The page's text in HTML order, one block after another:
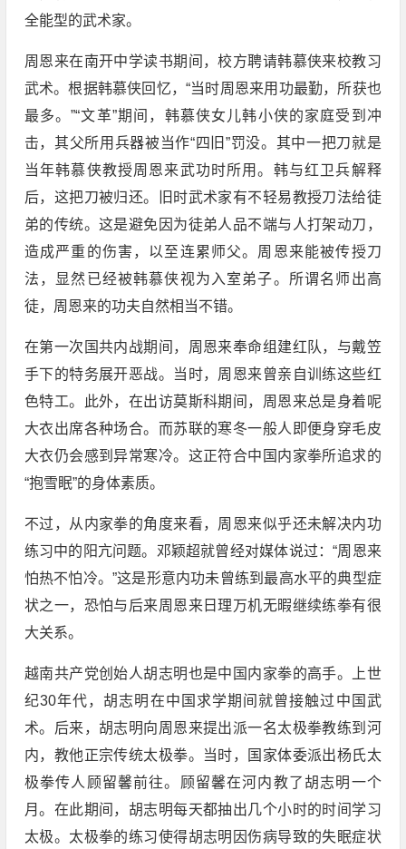
全能型的武术家。
周恩来在南开中学读书期间，校方聘请韩慕侠来校教习
武术。根据韩慕侠回忆，“当时周恩来用功最勤，所获也
最多。”“文革”期间，韩慕侠女儿韩小侠的家庭受到冲
击，其父所用兵器被当作“四旧”罚没。其中一把刀就是
当年韩慕侠教授周恩来武功时所用。韩与红卫兵解释
后，这把刀被归还。旧时武术家有不轻易教授刀法给徒
弟的传统。这是避免因为徒弟人品不端与人打架动刀，
造成严重的伤害，以至连累师父。周恩来能被传授刀
法，显然已经被韩慕侠视为入室弟子。所谓名师出高
徒，周恩来的功夫自然相当不错。
在第一次国共内战期间，周恩来奉命组建红队，与戴笠
手下的特务展开恶战。当时，周恩来曾亲自训练这些红
色特工。此外，在出访莫斯科期间，周恩来总是身着呢
大衣出席各种场合。而苏联的寒冬一般人即便身穿毛皮
大衣仍会感到异常寒冷。这正符合中国内家拳所追求的
“抱雪眠”的身体素质。
不过，从内家拳的角度来看，周恩来似乎还未解决内功
练习中的阳亢问题。邓颖超就曾经对媒体说过：“周恩来
怕热不怕冷。”这是形意内功未曾练到最高水平的典型症
状之一，恐怕与后来周恩来日理万机无暇继续练拳有很
大关系。
越南共产党创始人胡志明也是中国内家拳的高手。上世
纪30年代，胡志明在中国求学期间就曾接触过中国武
术。后来，胡志明向周恩来提出派一名太极拳教练到河
内，教他正宗传统太极拳。当时，国家体委派出杨氏太
极拳传人顾留馨前往。顾留馨在河内教了胡志明一个
月。在此期间，胡志明每天都抽出几个小时的时间学习
太极。太极拳的练习使得胡志明因伤病导致的失眠症状